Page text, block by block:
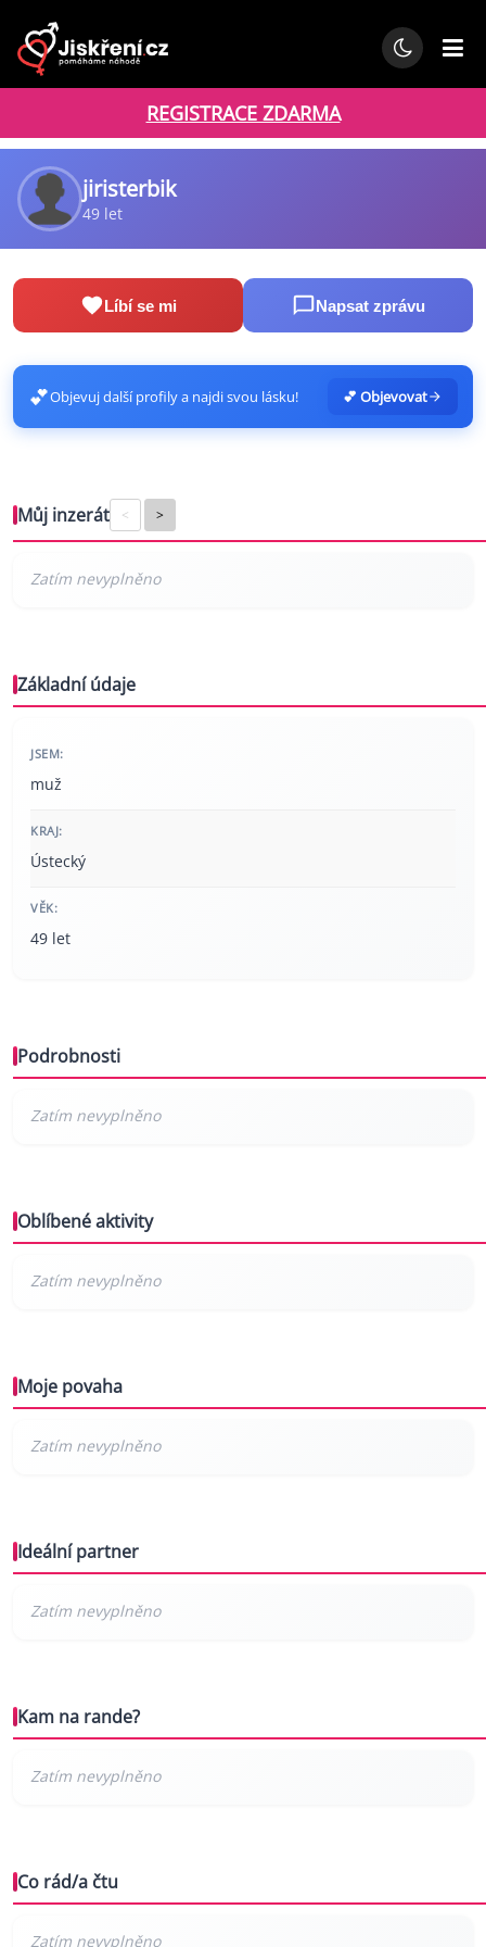
REGISTRACE ZDARMA
jiristerbik
49 let
Líbí se mi Napsat zprávu
💕Objevuj další profily a najdi svou lásku! 💕 Objevovat
Můj inzerát < >
Základní údaje
JSEM:
muž
KRAJ:
Ústecký
VĚK:
49 let
Podrobnosti
Oblíbené aktivity
Moje povaha
Ideální partner
Kam na rande?
Co rád/a čtu